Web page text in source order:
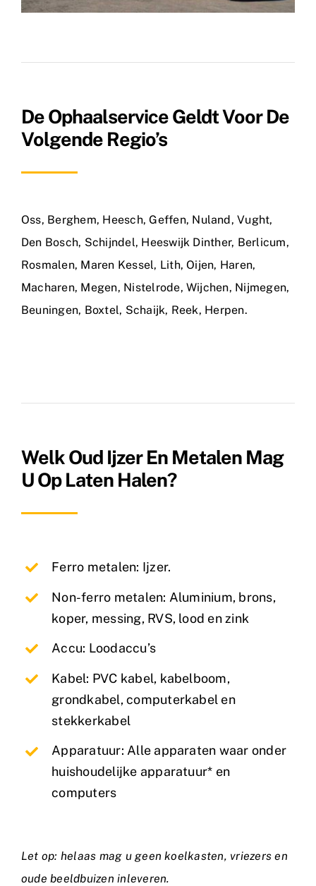
De Ophaalservice Geldt Voor De
Volgende Regio’s
Oss, Berghem, Heesch,Geffen, Nuland,Vught,
Den Bosch, Schijndel, Heeswijk Dinther, Berlicum,
Rosmalen, Maren Kessel, Lith,Oijen, Haren,
Macharen, Megen, Nistelrode, Wijchen, Nijmegen,
Beuningen, Boxtel, Schaijk, Reek, Herpen.
Welk Oud Ijzer En Metalen Mag
U Op Laten Halen?
Ferro metalen: Ijzer.
Non-ferro metalen: Aluminium, brons,
koper, messing, RVS, lood en zink
Accu: Loodaccu’s
Kabel: PVC kabel, kabelboom,
grondkabel, computerkabel en
stekkerkabel
Apparatuur: Alle apparaten waar onder
huishoudelijke apparatuur* en
computers
Let op: helaas mag u geen koelkasten, vriezers en
oude beeldbuizen inleveren.